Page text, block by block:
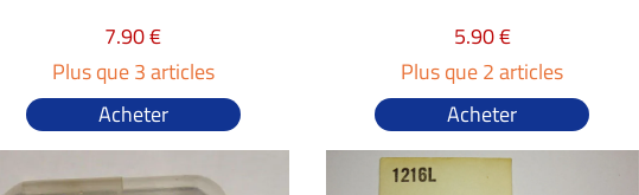
7.90 €
Plus que 3 articles
Acheter
5.90 €
Plus que 2 articles
Acheter